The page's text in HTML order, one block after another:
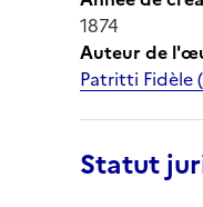
1874
Auteur de
Patritti Fidèle
Statut